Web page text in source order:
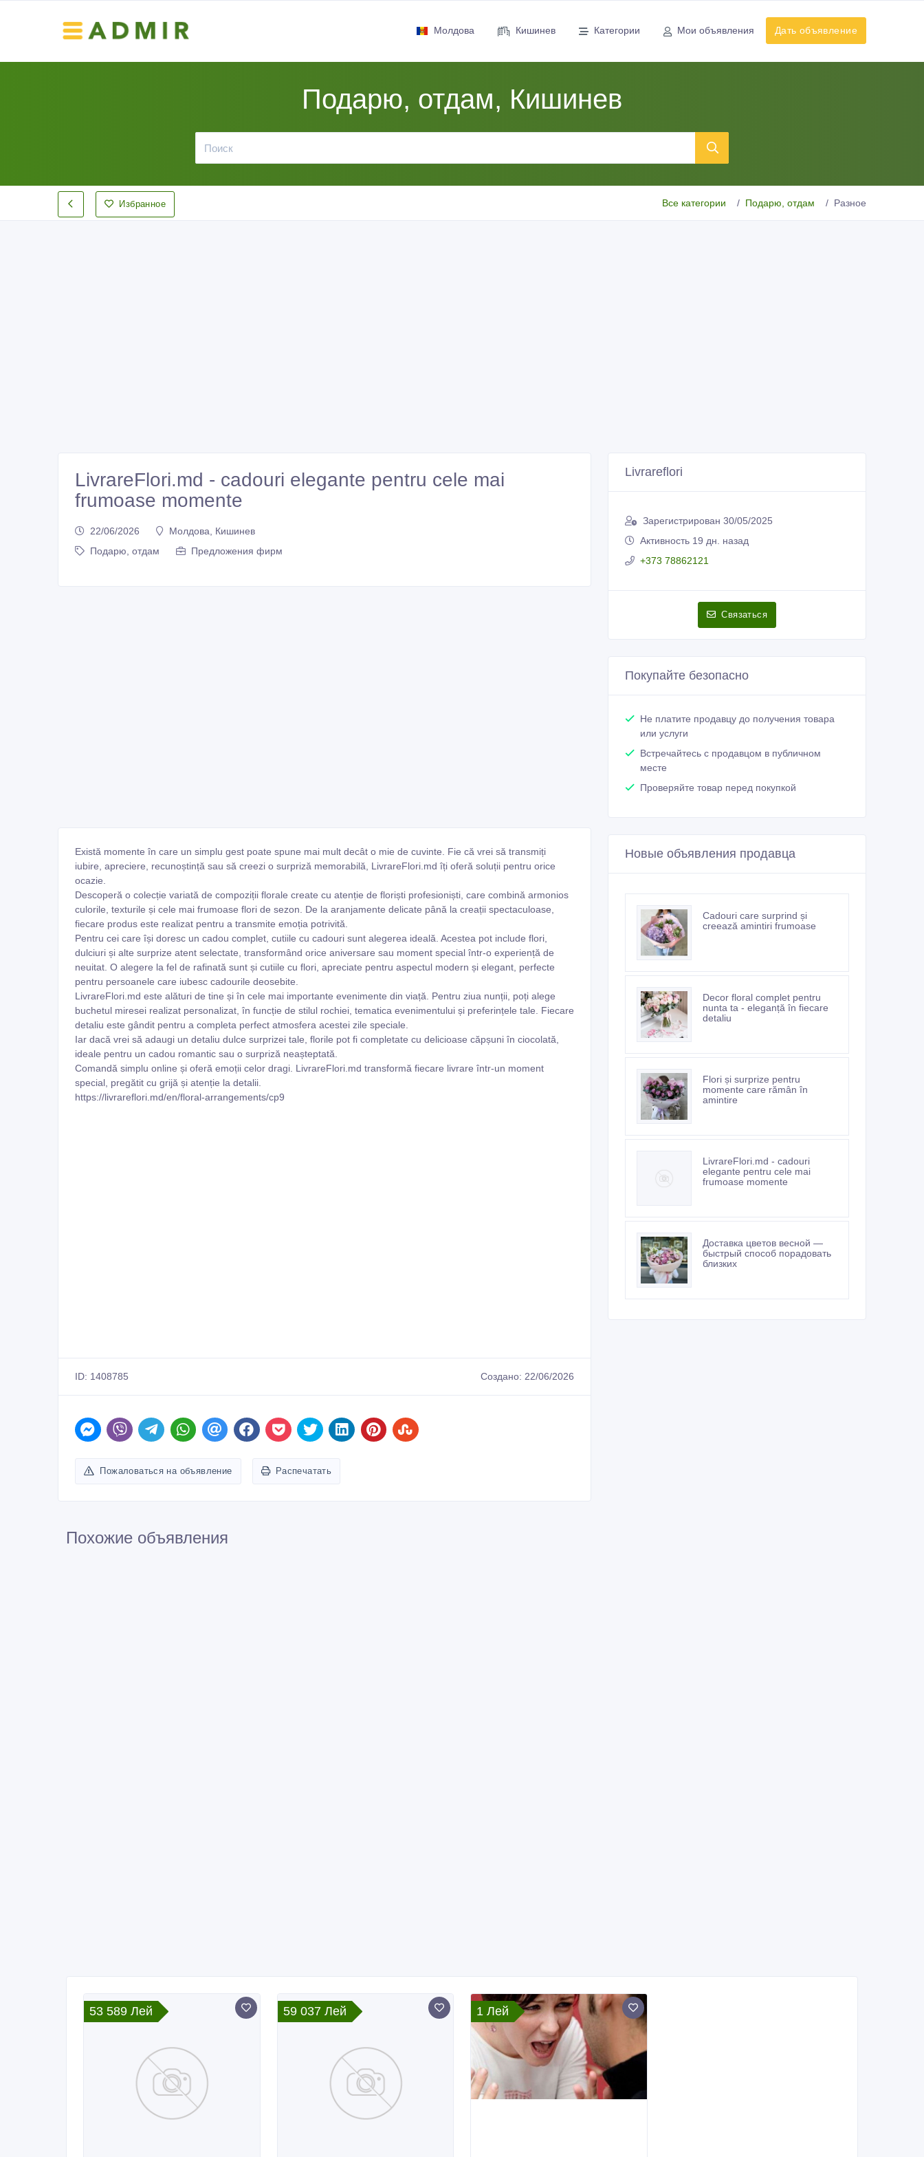
Молдова Кишинев Категории Мои объявления Дать объявление
Подарю, отдам, Кишинев
Избранное Все категории Подарю, отдам Разное
LivrareFlori.md - cadouri elegante pentru cele mai
frumoase momente
22/06/2026
Молдова, Кишинев
Подарю, отдам
Предложения фирм
Există momente în care un simplu gest poate spune mai mult decât o mie de cuvinte. Fie că vrei să transmiți
iubire, apreciere, recunoștință sau să creezi o surpriză memorabilă, LivrareFlori.md îți oferă soluții pentru orice
ocazie.
Descoperă o colecție variată de compoziții florale create cu atenție de floriști profesioniști, care combină armonios
culorile, texturile și cele mai frumoase flori de sezon. De la aranjamente delicate până la creații spectaculoase,
fiecare produs este realizat pentru a transmite emoția potrivită.
Pentru cei care își doresc un cadou complet, cutiile cu cadouri sunt alegerea ideală. Acestea pot include flori,
dulciuri și alte surprize atent selectate, transformând orice aniversare sau moment special într-o experiență de
neuitat. O alegere la fel de rafinată sunt și cutiile cu flori, apreciate pentru aspectul modern și elegant, perfecte
pentru persoanele care iubesc cadourile deosebite.
LivrareFlori.md este alături de tine și în cele mai importante evenimente din viață. Pentru ziua nunții, poți alege
buchetul miresei realizat personalizat, în funcție de stilul rochiei, tematica evenimentului și preferințele tale. Fiecare
detaliu este gândit pentru a completa perfect atmosfera acestei zile speciale.
Iar dacă vrei să adaugi un detaliu dulce surprizei tale, florile pot fi completate cu delicioase căpșuni în ciocolată,
ideale pentru un cadou romantic sau o surpriză neașteptată.
Comandă simplu online și oferă emoții celor dragi. LivrareFlori.md transformă fiecare livrare într-un moment
special, pregătit cu grijă și atenție la detalii.
https://livrareflori.md/en/floral-arrangements/cp9
ID: 1408785 Создано: 22/06/2026
Пожаловаться на объявление Распечатать
Livrareflori
Зарегистрирован 30/05/2025
Активность 19 дн. назад
+373 78862121
Связаться
Покупайте безопасно
Не платите продавцу до получения товара
или услуги
Встречайтесь с продавцом в публичном
месте
Проверяйте товар перед покупкой
Новые объявления продавца
Cadouri care surprind și
creează amintiri frumoase
Decor floral complet pentru
nunta ta - eleganță în fiecare
detaliu
Flori și surprize pentru
momente care rămân în
amintire
LivrareFlori.md - cadouri
elegante pentru cele mai
frumoase momente
Доставка цветов весной —
быстрый способ порадовать
близких
Похожие объявления
53 589 Лей 59 037 Лей 1 Лей